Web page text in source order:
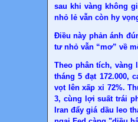
sau khi vàng không
nhỏ lẻ vẫn còn hy
Điều này phản ánh
tư nhỏ vẫn “mơ” về
Theo phân tích, vàng
tháng 5 đạt 172.000,
vọt lên xấp xỉ 72%.
3, cùng lợi suất trái
Iran đẩy giá dầu leo